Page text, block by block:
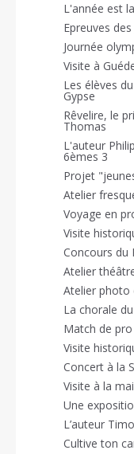
L'année est
Epreuves
Journée
Visite à
Les élèves
Gypse
Rêvelire, le
Thomas
L'auteur
6èmes 3
Projet
Atelier
Voyage en
Visite
Concours du
Atelier
Atelier photo
La chorale
Match de
Visite
Concert à la
Visite à la
Une
L’auteur
Cultive ton